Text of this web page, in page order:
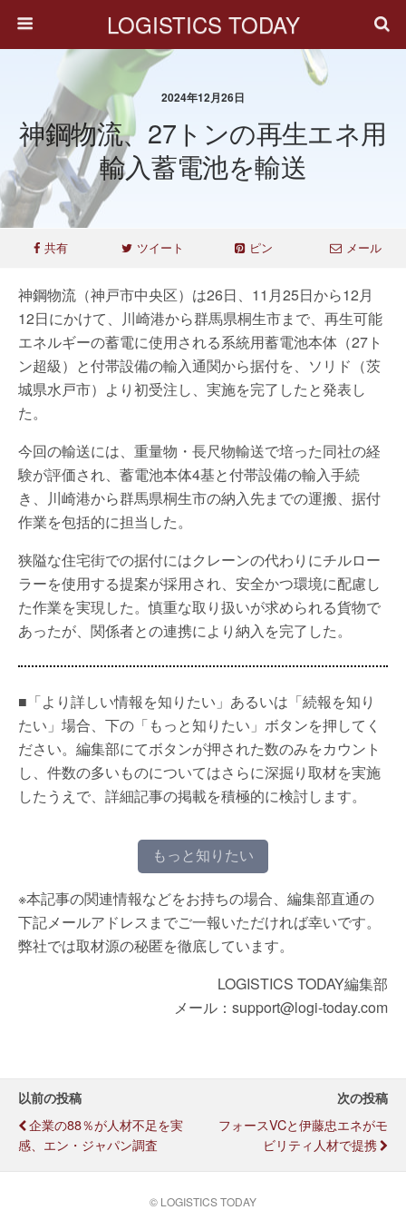
LOGISTICS TODAY
2024年12月26日
神鋼物流、27トンの再生エネ用
輸入蓄電池を輸送
共有 ツイート ピン メール
神鋼物流（神戸市中央区）は26日、11月25日から12月
12日にかけて、川崎港から群馬県桐生市まで、再生可能
エネルギーの蓄電に使用される系統用蓄電池本体（27ト
ン超級）と付帯設備の輸入通関から据付を、ソリド（茨
城県水戸市）より初受注し、実施を完了したと発表し
た。
今回の輸送には、重量物・長尺物輸送で培った同社の経
験が評価され、蓄電池本体4基と付帯設備の輸入手続
き、川崎港から群馬県桐生市の納入先までの運搬、据付
作業を包括的に担当した。
狭隘な住宅街での据付にはクレーンの代わりにチルロー
ラーを使用する提案が採用され、安全かつ環境に配慮し
た作業を実現した。慎重な取り扱いが求められる貨物で
あったが、関係者との連携により納入を完了した。
■「より詳しい情報を知りたい」あるいは「続報を知り
たい」場合、下の「もっと知りたい」ボタンを押してく
ださい。編集部にてボタンが押された数のみをカウント
し、件数の多いものについてはさらに深掘り取材を実施
したうえで、詳細記事の掲載を積極的に検討します。
もっと知りたい
※本記事の関連情報などをお持ちの場合、編集部直通の
下記メールアドレスまでご一報いただければ幸いです。
弊社では取材源の秘匿を徹底しています。
LOGISTICS TODAY編集部
メール：support@logi-today.com
以前の投稿
企業の88％が人材不足を実
感、エン・ジャパン調査
次の投稿
フォースVCと伊藤忠エネがモ
ビリティ人材で提携
© LOGISTICS TODAY